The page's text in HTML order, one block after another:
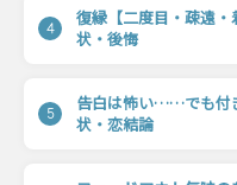
4
復縁【二度目・疎遠
状・後悔
5
告白は怖い……でも付
状・恋結論